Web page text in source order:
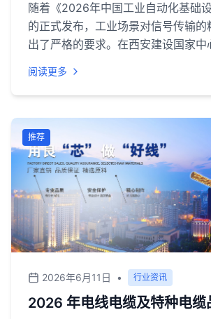
随着《2026年中国工业自动化基础
的正式发布，工业场景对信号传输的
出了严格的要求。在西安建设国家中
的技术储备和最大限度服务，正引领
入“高装备、长计量、智慧化”的加速
阅读更多
推荐
2026年6月11日 • 行业资讯
2026 年电线电缆及特种电缆